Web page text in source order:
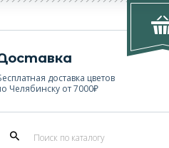
доставка цветов
Челябинску от 7000₽